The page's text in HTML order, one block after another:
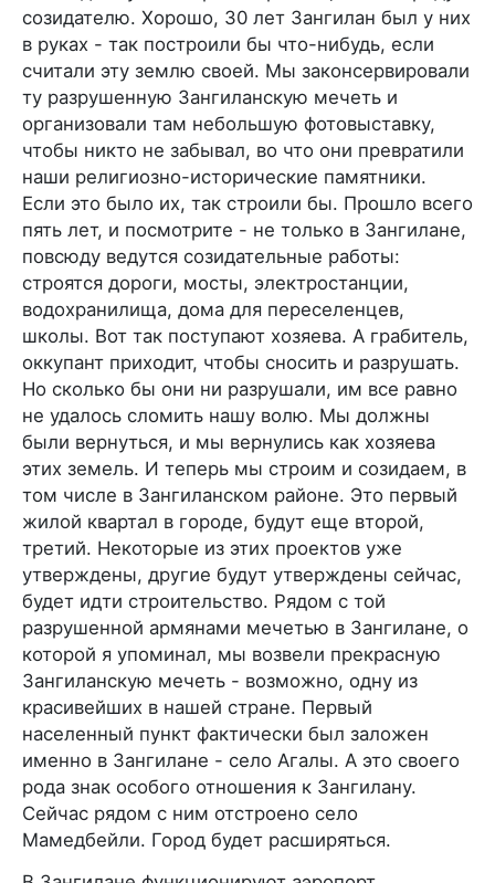
созидателю. Хорошо, 30 лет Зангилан был у них
в руках - так построили бы что-нибудь, если
считали эту землю своей. Мы законсервировали
ту разрушенную Зангиланскую мечеть и
организовали там небольшую фотовыставку,
чтобы никто не забывал, во что они превратили
наши религиозно-исторические памятники.
Если это было их, так строили бы. Прошло всего
пять лет, и посмотрите - не только в Зангилане,
повсюду ведутся созидательные работы:
строятся дороги, мосты, электростанции,
водохранилища, дома для переселенцев,
школы. Вот так поступают хозяева. А грабитель,
оккупант приходит, чтобы сносить и разрушать.
Но сколько бы они ни разрушали, им все равно
не удалось сломить нашу волю. Мы должны
были вернуться, и мы вернулись как хозяева
этих земель. И теперь мы строим и созидаем, в
том числе в Зангиланском районе. Это первый
жилой квартал в городе, будут еще второй,
третий. Некоторые из этих проектов уже
утверждены, другие будут утверждены сейчас,
будет идти строительство. Рядом с той
разрушенной армянами мечетью в Зангилане, о
которой я упоминал, мы возвели прекрасную
Зангиланскую мечеть - возможно, одну из
красивейших в нашей стране. Первый
населенный пункт фактически был заложен
именно в Зангилане - село Агалы. А это своего
рода знак особого отношения к Зангилану.
Сейчас рядом с ним отстроено село
Мамедбейли. Город будет расширяться.